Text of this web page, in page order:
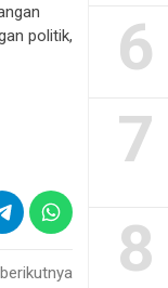
politik,
6
7
8